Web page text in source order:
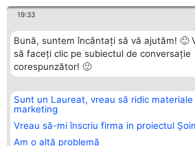
19:33
Bună, suntem încântați să vă ajutăm! 🙂
să faceți clic pe subiectul de conversație
corespunzător! 🙂
Sunt un Laureat, vreau să ridic materiale
marketing
Vreau să-mi înscriu firma in proiectul
Am o altă problemă
Organizator Ranking
BRIGHT SOLUTIONS BR SRL
Aleea Timisul De Sus 2 Bl. A30
Sc. A Et. 4 Ap. 13 Cod 061952
București
Plebiscyt
Lista Tuturor
Laureaților